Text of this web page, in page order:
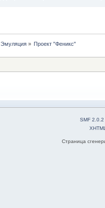
Эмуляция» Проект "Феникс"
SMF 2.0.2
Страница